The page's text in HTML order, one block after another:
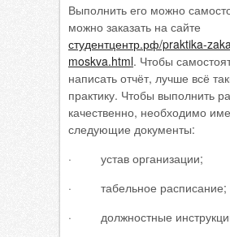
Выполнить его можно
можно заказать на сайте
студентцентр.рф/praktika-
moskva.html. Чтобы
написать отчёт, лучше всё
практику. Чтобы выполнить
качественно, необходимо
следующие документы:
· устав организации;
· табельное расписание;
· должностные